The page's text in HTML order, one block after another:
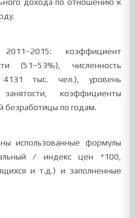
коэффициент
(51–53%), численность
тыс. чел.), уровень
коэффициенты
безработицы по годам.
использованные формулы
/ индекс цен *100,
и т.д.) и заполненные